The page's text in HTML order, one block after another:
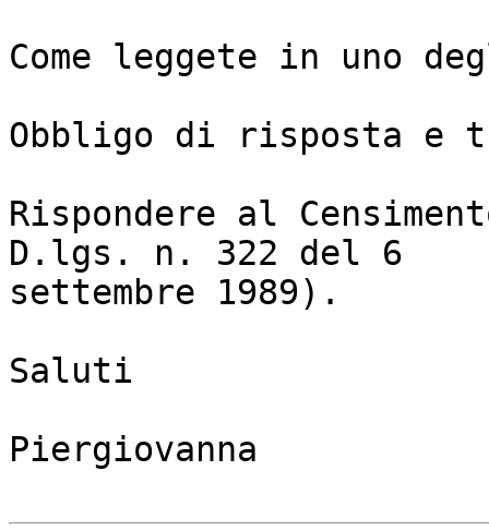
Come leggete in uno
Obbligo di risposta e
Rispondere al
D.lgs. n. 322 del 6
settembre 1989).
Saluti
Piergiovanna